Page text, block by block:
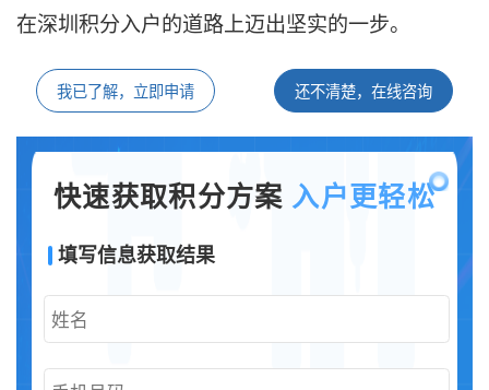
在深圳积分入户的道路上迈出坚实的一步。
我已了解，立即申请 还不清楚，在线咨询
快速获取积分方案 入户更轻松
填写信息获取结果